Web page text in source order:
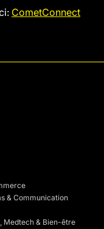
CometConnect
& Communication
Medtech & Bien-être